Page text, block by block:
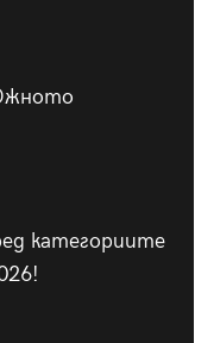
категориите